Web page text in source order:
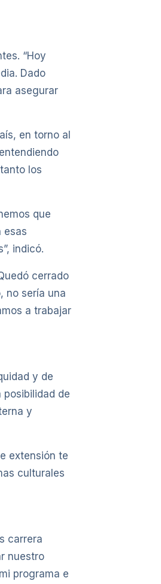
“Hoy
Dado
asegurar
en torno al
los
que
esas
indicó.
cerrado
no sería una
a trabajar
y de
de
y
extensión te
culturales
carrera
nuestro
programa e